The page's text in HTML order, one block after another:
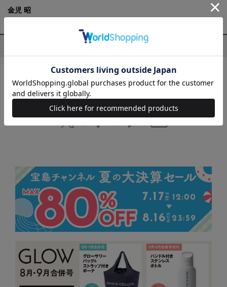
金児 昭
金児 昭 の他の作品
金児昭のいちばんやさしい会計の本
ビジネス漫画 実践！ 会計入門